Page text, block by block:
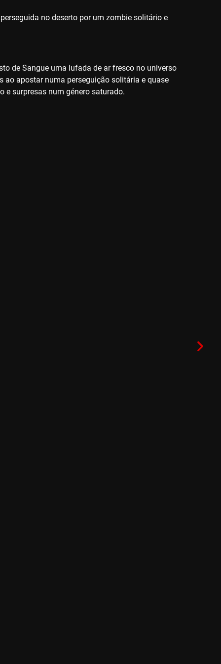
no deserto por um zombie solitário e
de Sangue uma lufada de ar fresco no universo
ao apostar numa perseguição solitária e quase
e surpresas num género saturado.